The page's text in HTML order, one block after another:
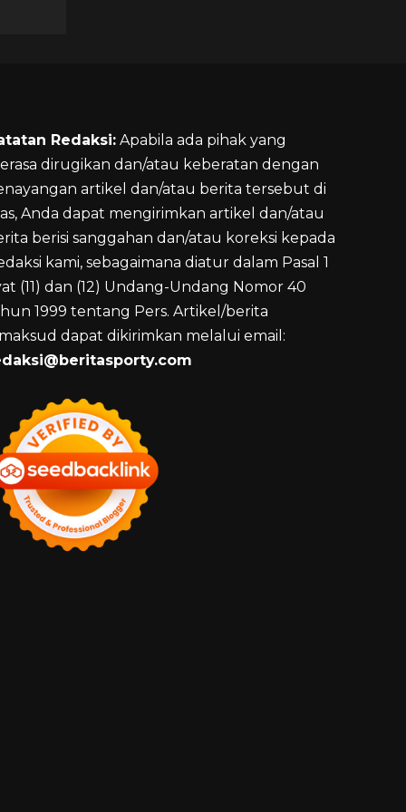
Redaksi: Apabila ada pihak yang
dirugikan dan/atau keberatan dengan
artikel dan/atau berita tersebut di
Anda dapat mengirimkan artikel dan/atau
berisi sanggahan dan/atau koreksi kepada
kami, sebagaimana diatur dalam Pasal 1
(11) dan (12) Undang-Undang Nomor 40
1999 tentang Pers. Artikel/berita
dapat dikirimkan melalui email: